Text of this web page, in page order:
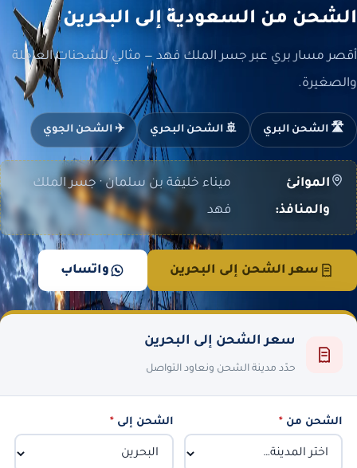
الشحن من السعودية إلى البحرين
أقصر مسار بري عبر جسر الملك فهد — مثالي للشحنات العاجلة
والصغيرة.
🛣️ الشحن البري 🚢 الشحن البحري ✈️ الشحن الجوي
الموانئ
والمنافذ:
ميناء خليفة بن سلمان · جسر الملك
فهد
سعر الشحن إلى البحرين واتساب
سعر الشحن إلى البحرين
حدّد مدينة الشحن ونعاود التواصل
الشحن من * الشحن إلى*